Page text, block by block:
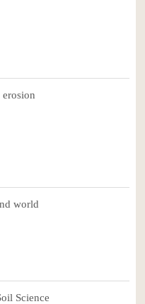
erosion
world
Science